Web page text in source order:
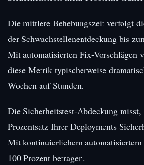
Die mittlere Behebungszeit verfolgt
der Schwachstellenentdeckung bis
Mit automatisierten Fix-Vorschlägen
diese Metrik typischerweise
Wochen auf Stunden.
Die Sicherheitstest-Abdeckung misst,
Prozentsatz Ihrer Deployments
Mit kontinuierlichem automatisiertem
100 Prozent betragen.